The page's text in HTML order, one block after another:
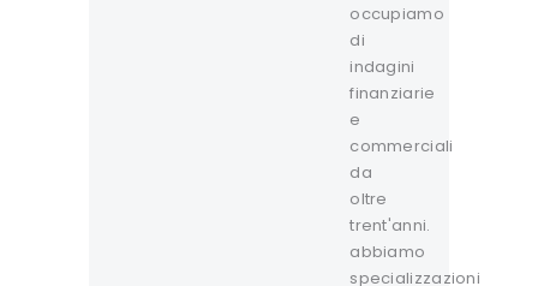
occupiamo
di
indagini
finanziarie
e
commerciali
da
oltre
trent'anni.
abbiamo
specializzazioni